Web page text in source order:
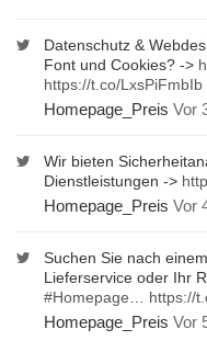
Datenschutz &
Font und Cookies? ->
https://t.co/LxsPiFmbIb
Homepage_Preis Vor
Wir bieten
Dienstleistungen ->
Homepage_Preis Vor
Suchen Sie nach
Lieferservice oder Ihr
#Homepage… https://
Homepage_Preis Vor